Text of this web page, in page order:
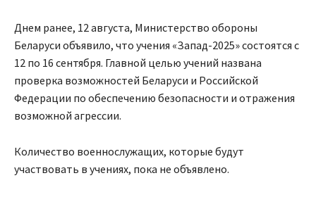
Днем ранее, 12 августа, Министерство обороны
Беларуси объявило, что учения «Запад-2025» состоятся с
12 по 16 сентября. Главной целью учений названа
проверка возможностей Беларуси и Российской
Федерации по обеспечению безопасности и отражения
возможной агрессии.
Количество военнослужащих, которые будут
участвовать в учениях, пока не объявлено.